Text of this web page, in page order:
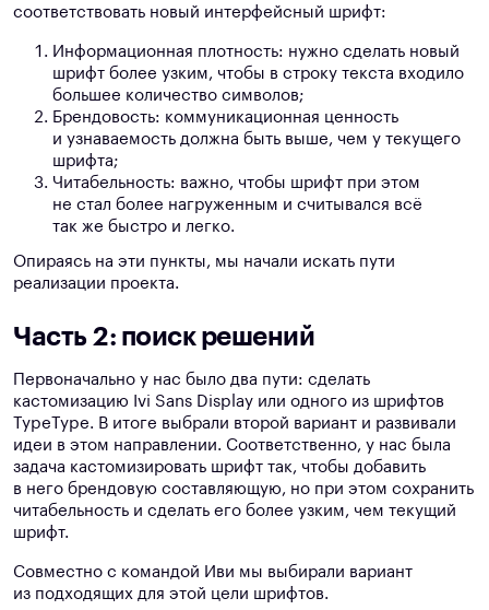
соответствовать новый интерфейсный шрифт:
Информационная плотность: нужно сделать новый
шрифт более узким, чтобы в строку текста входило
большее количество символов;
Брендовость: коммуникационная ценность
и узнаваемость должна быть выше, чем у текущего
шрифта;
Читабельность: важно, чтобы шрифт при этом
не стал более нагруженным и считывался всё
так же быстро и легко.
Опираясь на эти пункты, мы начали искать пути
реализации проекта.
Часть 2: поиск решений
Первоначально у нас было два пути: сделать
кастомизацию Ivi Sans Display или одного из шрифтов
TypeType. В итоге выбрали второй вариант и развивали
идеи в этом направлении. Соответственно, у нас была
задача кастомизировать шрифт так, чтобы добавить
в него брендовую составляющую, но при этом сохранить
читабельность и сделать его более узким, чем текущий
шрифт.
Совместно с командой Иви мы выбирали вариант
из подходящих для этой цели шрифтов.